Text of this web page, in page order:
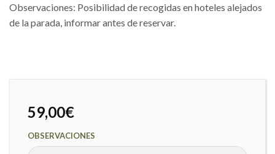
Observaciones: Posibilidad de recogidas en hoteles alejados
de la parada, informar antes de reservar.
59,00€
OBSERVACIONES